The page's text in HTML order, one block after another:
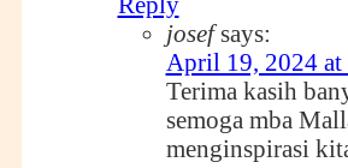
josef says:
April 19, 2024 at
Terima kasih
semoga mba
menginspirasi